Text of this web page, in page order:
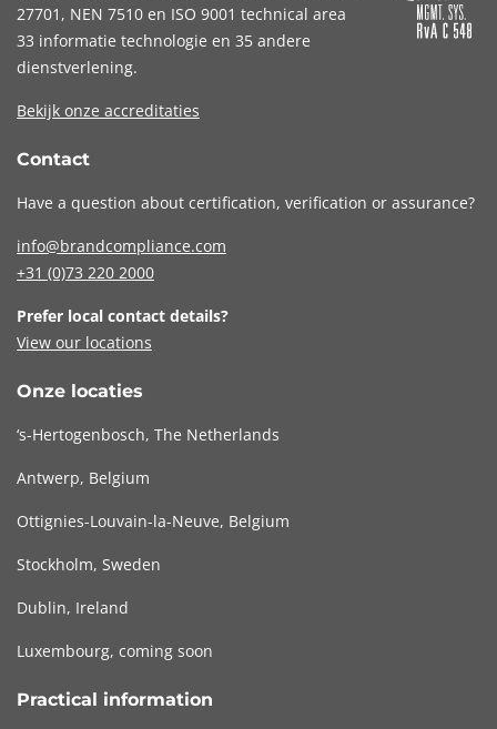
27701 , NEN 7510 en ISO 9001 technical area
33 informatie technologie en 35 andere
dienstverlening.
Bekijk onze accreditaties
Contact
Have a question about certification, verification or assurance?
info@brandcompliance.com
+31 (0)73 220 2000
Prefer local contact details?
View our locations
Onze locaties
‘s-Hertogenbosch, The Netherlands
Antwerp, Belgium
Ottignies-Louvain-la-Neuve, Belgium
Stockholm, Sweden
Dublin, Ireland
Luxembourg, coming soon
Practical information